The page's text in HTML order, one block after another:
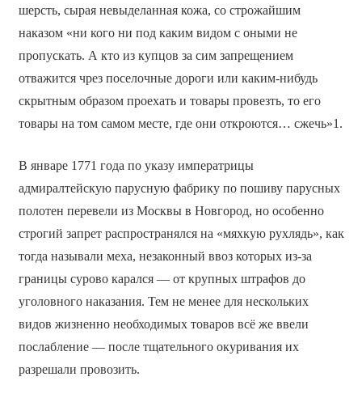
шерсть, сырая невыделанная кожа, со строжайшим
наказом «ни кого ни под каким видом с оными не
пропускать. А кто из купцов за сим запрещением
отважится чрез поселочные дороги или каким-нибудь
скрытным образом проехать и товары провезть, то его
товары на том самом месте, где они откроются… сжечь»1.
В январе 1771 года по указу императрицы
адмиралтейскую парусную фабрику по пошиву парусных
полотен перевели из Москвы в Новгород, но особенно
строгий запрет распространялся на «мяхкую рухлядь», как
тогда называли меха, незаконный ввоз которых из-за
границы сурово карался — от крупных штрафов до
уголовного наказания. Тем не менее для нескольких
видов жизненно необходимых товаров всё же ввели
послабление — после тщательного окуривания их
разрешали провозить.